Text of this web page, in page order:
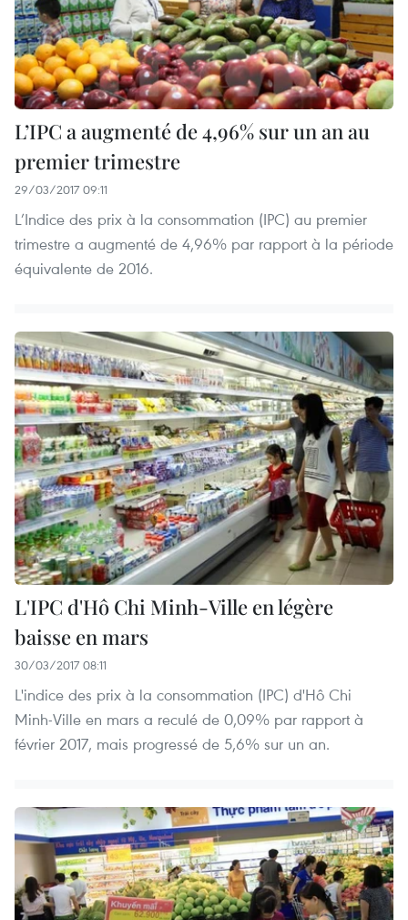
L’IPC a augmenté de 4,96% sur un an au
premier trimestre
29/03/2017 09:11
L’Indice des prix à la consommation (IPC) au premier
trimestre a augmenté de 4,96% par rapport à la période
équivalente de 2016.
L'IPC d'Hô Chi Minh-Ville en légère
baisse en mars
30/03/2017 08:11
L'indice des prix à la consommation (IPC) d'Hô Chi
Minh-Ville en mars a reculé de 0,09% par rapport à
février 2017, mais progressé de 5,6% sur un an.